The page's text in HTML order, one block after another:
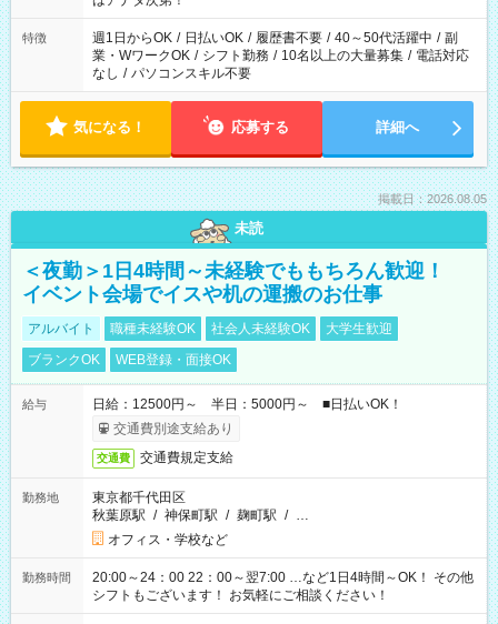
特徴 週1日からOK / 日払いOK / 履歴書不要 / 40～50代活躍中 / 副
業・WワークOK / シフト勤務 / 10名以上の大量募集 / 電話対応
なし / パソコンスキル不要
気になる！ 応募する 詳細へ
掲載日：2026.08.05
未読
＜夜勤＞1日4時間～未経験でももちろん歓迎！
イベント会場でイスや机の運搬のお仕事
アルバイト 職種未経験OK 社会人未経験OK
大学生歓迎
ブランクOK
WEB登録・面接OK
給与
日給：12500円～ 半日：5000円～ ■日払いOK！
交通費別途支給あり
交通費 交通費規定支給
勤務地
東京都千代田区
秋葉原駅 / 神保町駅 / 麹町駅 / …
オフィス・学校など
勤務時間
20:00～24：00 22：00～翌7:00 …など1日4時間～OK！ その他
シフトもございます！ お気軽にご相談ください！